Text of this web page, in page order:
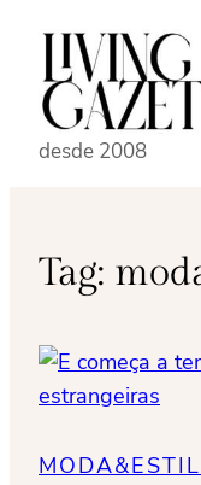
Pular
conteúdo
desde 2008
Tag: